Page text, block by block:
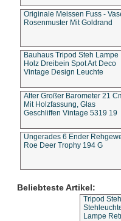
Originale Meissen Fuss -
Rosenmuster Mit Goldrand
Bauhaus Tripod Steh Lampe
Holz Dreibein Spot Art Deco
Vintage Design Leuchte
Alter Großer Barometer 21
Mit Holzfassung, Glas
Geschliffen Vintage 5319 19
Ungerades 6 Ender
Roe Deer Trophy 194 G
Beliebteste Artikel:
Tripod
Lampe